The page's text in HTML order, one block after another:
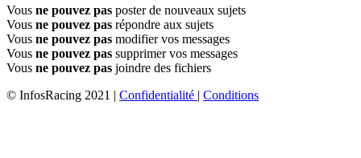
Vous ne pouvez pas poster de nouveaux sujets
Vous ne pouvez pas répondre aux sujets
Vous ne pouvez pas modifier vos messages
Vous ne pouvez pas supprimer vos messages
Vous ne pouvez pas joindre des fichiers
© InfosRacing 2021 | Confidentialité | Conditions